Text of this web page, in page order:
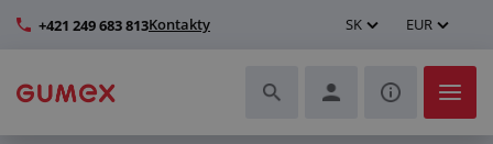
+421 249 683 813Kontakty SK EUR